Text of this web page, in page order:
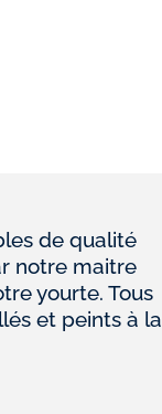
de qualité
notre maitre
yourte. Tous
et peints à la